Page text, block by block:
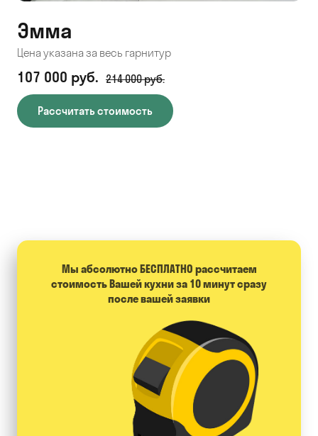
Эмма
Цена указана за весь гарнитур
107 000 руб. 214 000 руб.
Рассчитать стоимость
Мы абсолютно БЕСПЛАТНО расcчитаем
стоимость Вашей кухни за 10 минут сразу
после вашей заявки